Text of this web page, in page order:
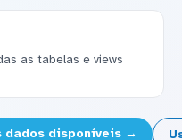
as tabelas e views
dados disponíveis →